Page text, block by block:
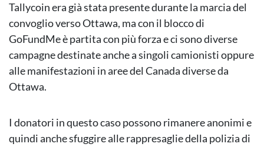
Tallycoin era già stata presente durante la marcia del
convoglio verso Ottawa, ma con il blocco di
GoFundMe è partita con più forza e ci sono diverse
campagne destinate anche a singoli camionisti oppure
alle manifestazioni in aree del Canada diverse da
Ottawa.
I donatori in questo caso possono rimanere anonimi e
quindi anche sfuggire alle rappresaglie della polizia di